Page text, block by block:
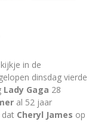
in de
dinsdag vierde
Lady Gaga 28
al 52 jaar
dat Cheryl James op